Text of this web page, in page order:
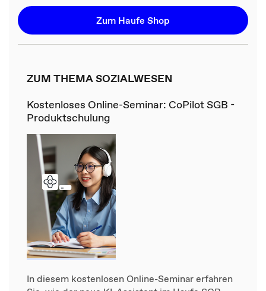
Zum Haufe Shop
ZUM THEMA SOZIALWESEN
Kostenloses Online-Seminar: CoPilot SGB -
Produktschulung
In diesem kostenlosen Online-Seminar erfahren